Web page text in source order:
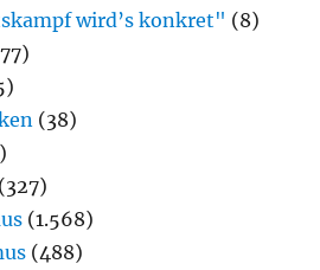
wird’s konkret" (8)
(38)
(327)
(1.568)
(488)